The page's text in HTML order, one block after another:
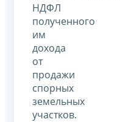
НДФЛ
полученного
им
дохода
от
продажи
спорных
земельных
участков.